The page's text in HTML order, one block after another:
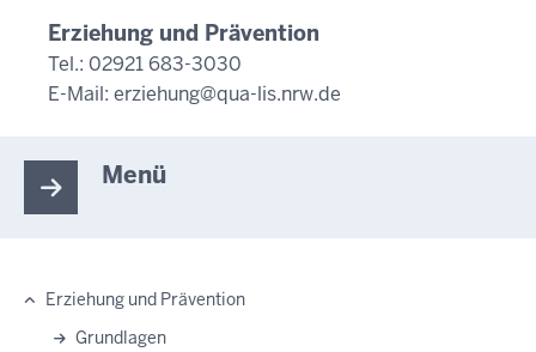
Erziehung und Prävention
Tel.: 02921 683-3030
E-Mail: erziehung@qua-lis.nrw.de
Menü
Hauptnavigation
Erziehung und Prävention
Grundlagen